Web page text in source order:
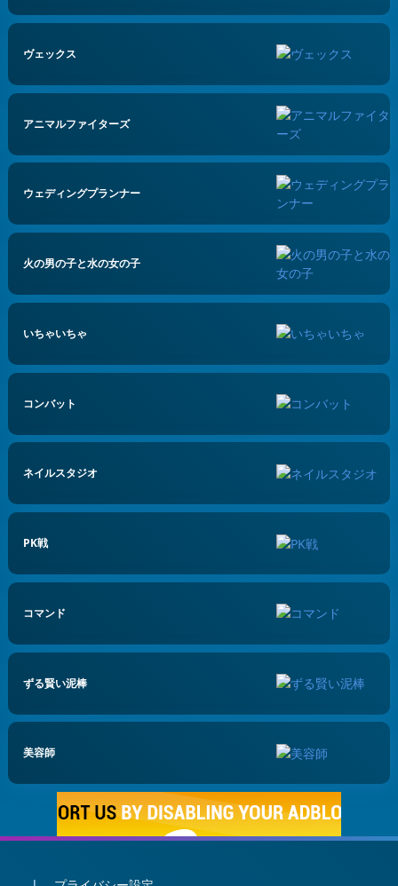
ヴェックス
アニマルファイターズ
ウェディングプランナー
火の男の子と水の女の子
いちゃいちゃ
コンバット
ネイルスタジオ
PK戦
コマンド
ずる賢い泥棒
美容師